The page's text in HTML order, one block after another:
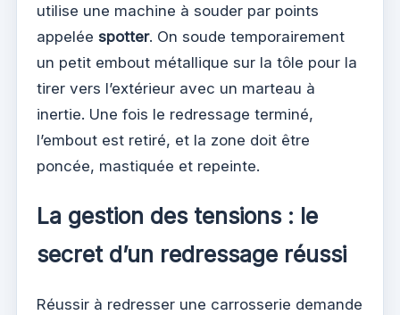
utilise une machine à souder par points
appelée spotter. On soude temporairement
un petit embout métallique sur la tôle pour la
tirer vers l’extérieur avec un marteau à
inertie. Une fois le redressage terminé,
l’embout est retiré, et la zone doit être
poncée, mastiquée et repeinte.
La gestion des tensions : le
secret d’un redressage réussi
Réussir à redresser une carrosserie demande